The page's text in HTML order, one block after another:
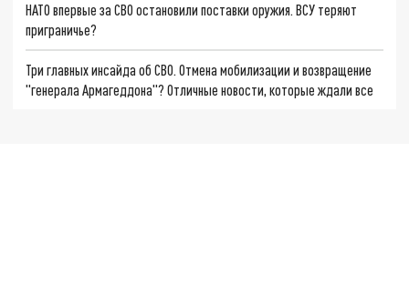
НАТО впервые за СВО остановили поставки оружия. ВСУ теряют
приграничье?
Три главных инсайда об СВО. Отмена мобилизации и возвращение
"генерала Армагеддона"? Отличные новости, которые ждали все